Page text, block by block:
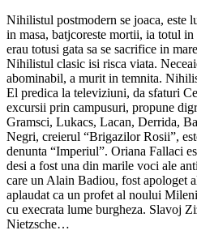
Nihilistul postmodern se joaca, este
in masa, batjcoreste mortii, ia totul
erau totusi gata sa se sacrifice in
Nihilistul clasic isi risca viata.
abominabil, a murit in temnita.
El predica la televiziuni, da sfaturi
excursii prin campusuri, propune
Gramsci, Lukacs, Lacan, Derrida,
Negri, creierul “Brigazilor Rosii”,
denunta “Imperiul”. Oriana Fallaci
desi a fost una din marile voci ale
care un Alain Badiou, fost apologet
aplaudat ca un profet al noului
cu execrata lume burgheza. Slavoj
Nietzsche…